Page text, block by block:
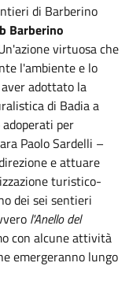
di Barberino
Barberino
virtuosa che
l'ambiente e lo
adottato la
di Badia a
per
Paolo Sardelli –
e attuare
turistico-
dei sei sentieri
l'Anello del
con alcune attività
emergeranno lungo